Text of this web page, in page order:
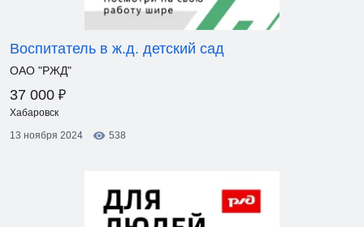
Воспитатель в ж.д. детский сад
ОАО "РЖД"
37 000 ₽
Хабаровск
13 ноября 2024
538